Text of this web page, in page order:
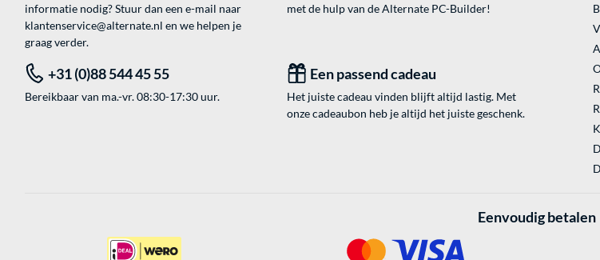
informatie nodig? Stuur dan een e-mail naar
klantenservice@alternate.nl en we helpen je
graag verder.
met de hulp van de Alternate PC-Builder!
+31 (0)88 544 45 55
Bereikbaar van ma.-vr. 08:30-17:30 uur.
Een passend cadeau
Het juiste cadeau vinden blijft altijd lastig. Met
onze cadeaubon heb je altijd het juiste geschenk.
Eenvoudig betalen